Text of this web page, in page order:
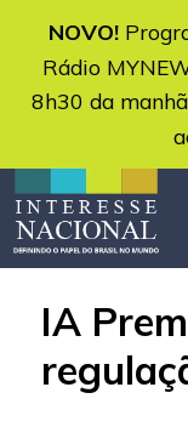
NOVO!
Rádio
8h30 da
IA